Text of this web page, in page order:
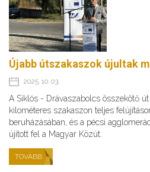
Újabb útszakaszok újultak
2025. 10. 03.
A Siklós - Drávaszabolcs összekötő
kilométeres szakaszon teljes
beruházásában, és a pécsi
újított fel a Magyar Közút.
TOVÁBB